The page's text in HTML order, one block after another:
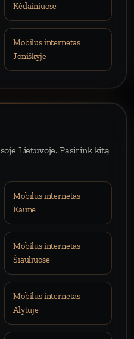
Kėdainiuose
Mobilus internetas
Joniškyje
Lietuvoje. Pasirink kitą
Mobilus internetas
Kaune
Mobilus internetas
Šiauliuose
Mobilus internetas
Alytuje